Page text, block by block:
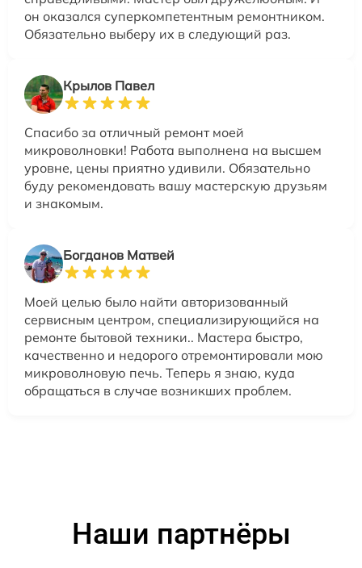
он оказался суперкомпетентным ремонтником.
Обязательно выберу их в следующий раз.
Крылов Павел
Спасибо за отличный ремонт моей
микроволновки! Работа выполнена на высшем
уровне, цены приятно удивили. Обязательно
буду рекомендовать вашу мастерскую друзьям
и знакомым.
Богданов Матвей
Моей целью было найти авторизованный
сервисным центром, специализирующийся на
ремонте бытовой техники.. Мастера быстро,
качественно и недорого отремонтировали мою
микроволновую печь. Теперь я знаю, куда
обращаться в случае возникших проблем.
Наши партнёры